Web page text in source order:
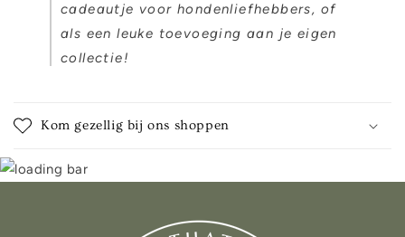
cadeautje voor hondenliefhebbers, of
als een leuke toevoeging aan je eigen
collectie!
Kom gezellig bij ons shoppen